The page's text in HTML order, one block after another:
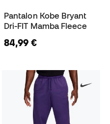
Pantalon Kobe Bryant
Dri-FIT Mamba Fleece
84,99 €